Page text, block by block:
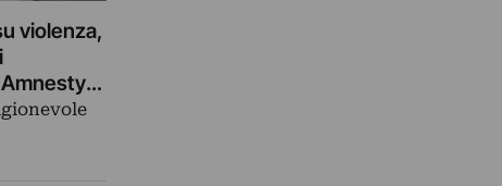
violenza,